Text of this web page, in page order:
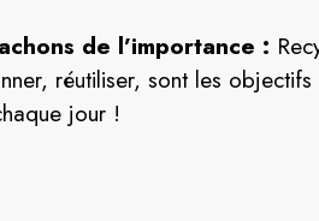
de l’importance :
réutiliser, sont les
jour !